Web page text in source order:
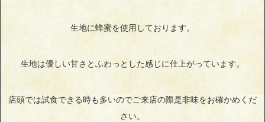
生地に蜂蜜を使用しております。
生地は優しい甘さとふわっとした感じに仕上がっています。
店頭では試食できる時も多いのでご来店の際是非味をお確かめくだ
さい。